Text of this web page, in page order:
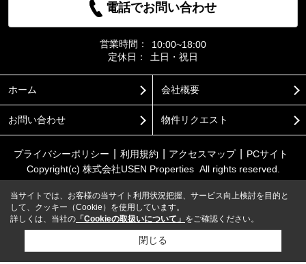
電話でお問い合わせ
営業時間：
10:00~18:00
定休日：
土日・祝日
ホーム 会社概要
お問い合わせ 物件リクエスト
プライバシーポリシー 利用規約 アクセスマップ
PCサイト
Copyright(c) 株式会社USEN Properties All rights reserved.
当サイトでは、お客様の当サイト利用状況把握、サービス向上検討を目的と
して、クッキー（Cookie）を使用しています。
詳しくは、当社の 「Cookieの取扱いについて」 をご確認ください。
閉じる